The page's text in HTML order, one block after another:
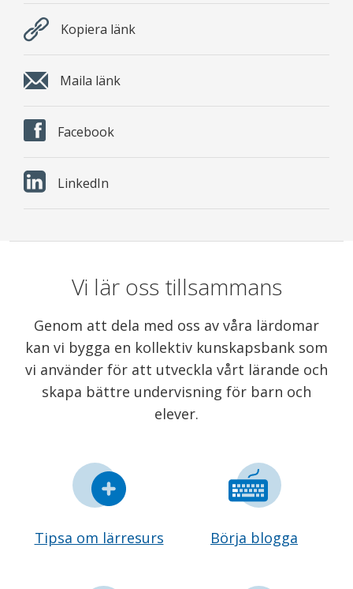
Kopiera länk
Maila länk
Facebook
LinkedIn
Vi lär oss tillsammans
Genom att dela med oss av våra lärdomar
kan vi bygga en kollektiv kunskapsbank som
vi använder för att utveckla vårt lärande och
skapa bättre undervisning för barn och
elever.
Tipsa om lärresurs Börja blogga